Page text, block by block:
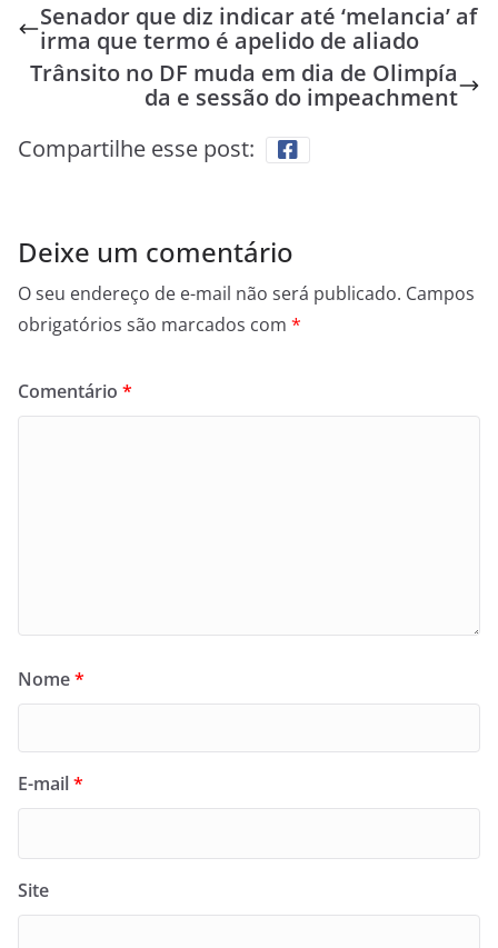
Senador que diz indicar até ‘melancia’ af
irma que termo é apelido de aliado
Trânsito no DF muda em dia de Olimpía
da e sessão do impeachment
Compartilhe esse post:
Deixe um comentário
O seu endereço de e-mail não será publicado. Campos
obrigatórios são marcados com *
Comentário *
Nome*
E-mail*
Site